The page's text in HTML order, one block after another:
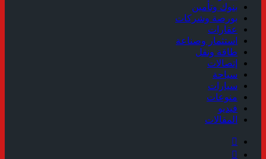
بنوك وتأمين
بورصة وشركات
عقارات
استثمار وصناعة
طاقة ونقل
إتصالات
سياحة
سيارات
منوعات
فيديو
المقالات